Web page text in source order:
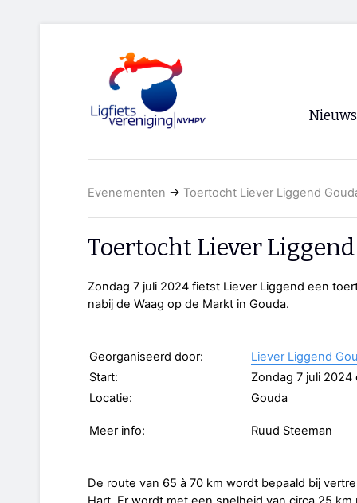
Nieuws
Evenementen → Toertocht Liever Liggend
Toertocht Liever
Zondag 7 juli 2024 fietst Liever Liggend een
nabij de Waag op de Markt in Gouda.
Georganiseerd door:
Liever Liggend
Start:
Zondag 7 juli 2024
Locatie:
Gouda
Meer info: Ruud Steeman
De route van 65 à 70 km wordt bepaald bij